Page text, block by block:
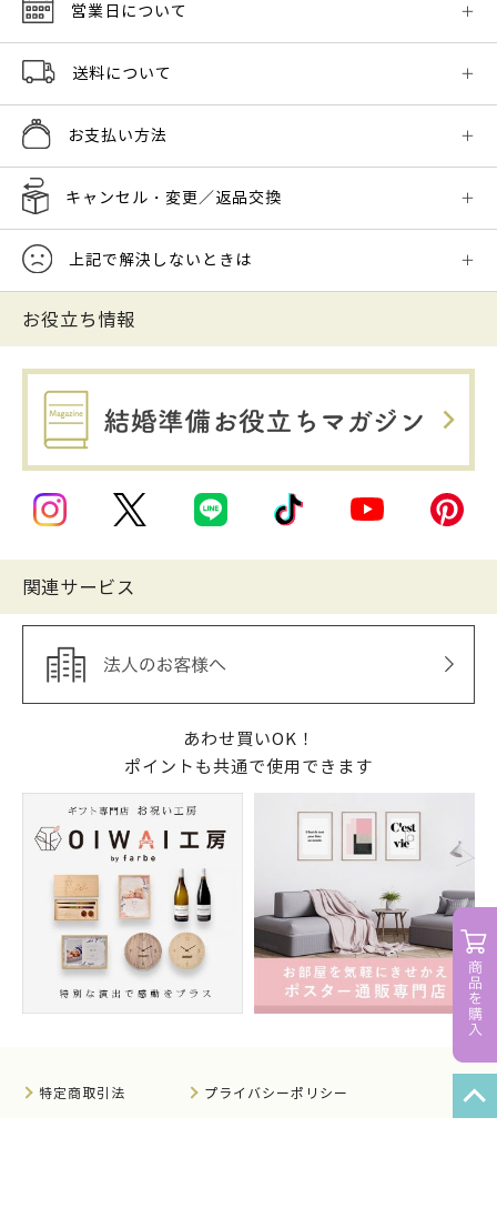
営業日について
送料について
お支払い方法
キャンセル・変更／返品交換
上記で解決しないときは
お役立ち情報
関連サービス
あわせ買いOK！
ポイントも共通で使用できます
特定商取引法 プライバシーポリシー